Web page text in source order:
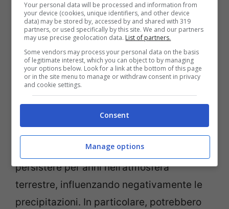
Le conseguenze potrebbero essere disastrose –
viagginews.com
Alan Robockdella Rutgers University
evidenzia come tali particelle possano
persistere per anni nell’atmosfera
terrestre, influenzando negativamente le
precipitazioni. In particolare, potrebbero
Your personal data will be processed and information from
your device (cookies, unique identifiers, and other device
data) may be stored by, accessed by and shared with 319
partners, or used specifically by this site. We and our partners
may use precise geolocation data. List of partners.
Some vendors may process your personal data on the basis
of legitimate interest, which you can object to by managing
your options below. Look for a link at the bottom of this page
or in the site menu to manage or withdraw consent in privacy
and cookie settings.
Consent
Manage options